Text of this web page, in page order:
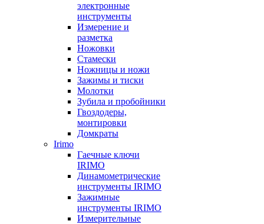
электронные
инструменты
Измерение и
разметка
Ножовки
Стамески
Ножницы и ножи
Зажимы и тиски
Молотки
Зубила и пробойники
Гвоздодеры,
монтировки
Домкраты
Irimo
Гаечные ключи
IRIMO
Динамометрические
инструменты IRIMO
Зажимные
инструменты IRIMO
Измерительные